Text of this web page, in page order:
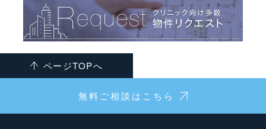
ページTOPへ
無料ご相談はこちら